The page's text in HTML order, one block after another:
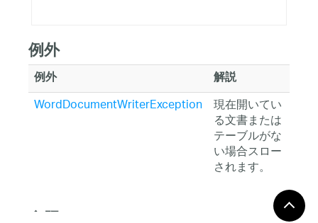
例外
例外 解説
WordDocumentWriterException 現在開いてい
る文書または
テーブルがな
い場合スロー
されます。